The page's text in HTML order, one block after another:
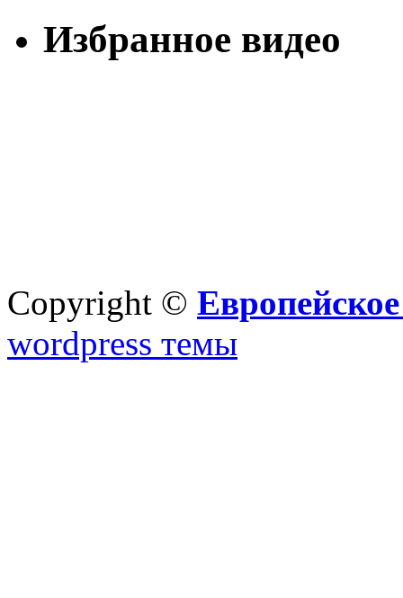
Избранное видео
Copyright ©
wordpress темы